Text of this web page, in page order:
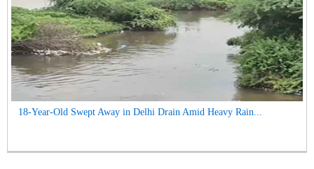
18-Year-Old Swept Away in Delhi Drain Amid Heavy Rain...